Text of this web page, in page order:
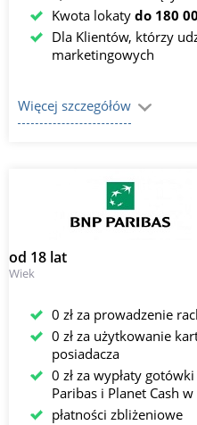
Kwota lokaty do 180
Dla Klientów, którzy
marketingowych
Więcej szczegółów
od 18 lat
Wiek
0 zł za prowadzenie
0 zł za użytkowanie
posiadacza
0 zł za wypłaty
Paribas i Planet Cash w
płatności zbliżeniowe